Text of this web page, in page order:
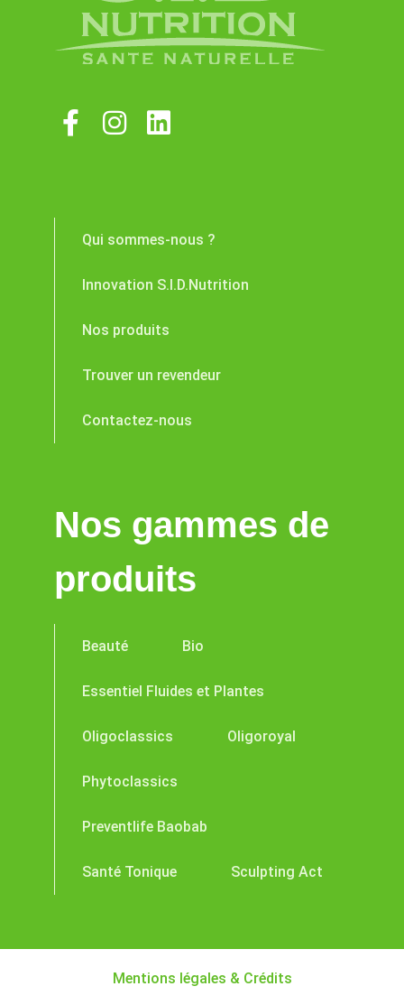
Qui sommes-nous ?
Innovation S.I.D.Nutrition
Nos produits
Trouver un revendeur
Contactez-nous
Nos gammes de
produits
Beauté Bio
Essentiel Fluides et Plantes
Oligoclassics Oligoroyal
Phytoclassics
Preventlife Baobab
Santé Tonique Sculpting Act
Mentions légales & Crédits